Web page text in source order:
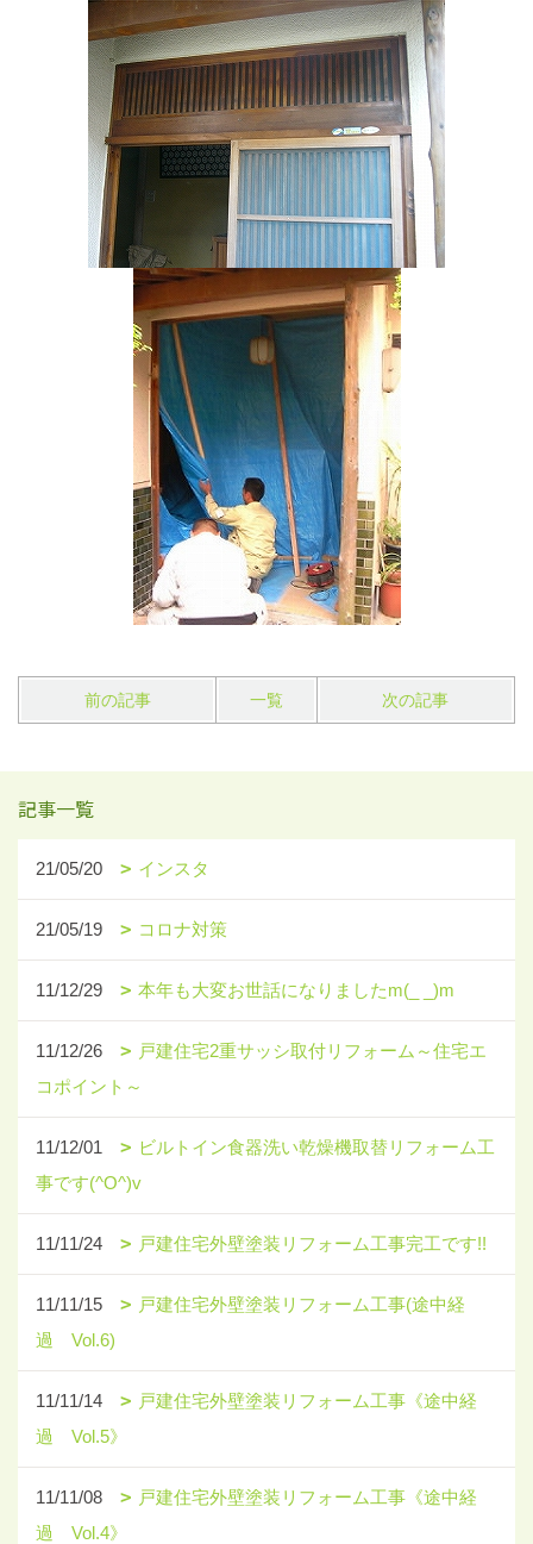
前の記事 一覧 次の記事
記事一覧
21/05/20 インスタ
21/05/19 コロナ対策
11/12/29 本年も大変お世話になりましたm(_ _)m
11/12/26
戸建住宅2重サッシ取付リフォーム～住宅エ
コポイント～
11/12/01
ビルトイン食器洗い乾燥機取替リフォーム工
事です(^O^)v
11/11/24 戸建住宅外壁塗装リフォーム工事完工です!!
11/11/15
戸建住宅外壁塗装リフォーム工事(途中経
過 Vol.6)
11/11/14
戸建住宅外壁塗装リフォーム工事《途中経
過 Vol.5》
11/11/08
戸建住宅外壁塗装リフォーム工事《途中経
過 Vol.4》